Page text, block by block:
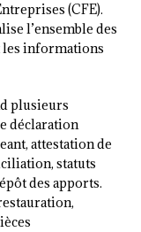
(CFE).
l’ensemble des
les informations
plusieurs
déclaration
attestation de
statuts
des apports.